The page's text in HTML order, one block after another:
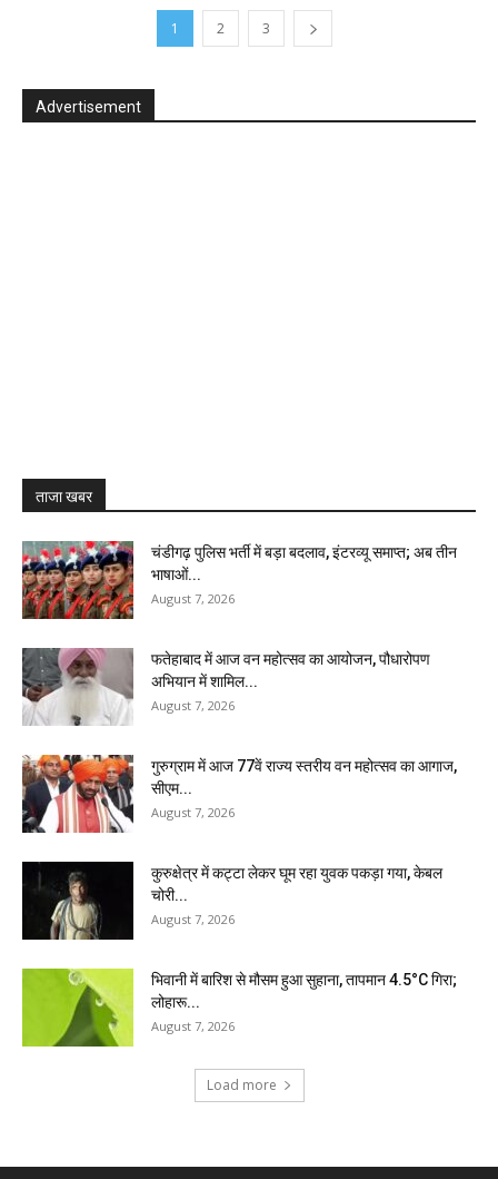
1 2 3
Advertisement
ताजा खबर
चंडीगढ़ पुलिस भर्ती में बड़ा बदलाव, इंटरव्यू समाप्त; अब तीन
भाषाओं...
August 7, 2026
फतेहाबाद में आज वन महोत्सव का आयोजन, पौधारोपण
अभियान में शामिल...
August 7, 2026
गुरुग्राम में आज 77वें राज्य स्तरीय वन महोत्सव का आगाज,
सीएम...
August 7, 2026
कुरुक्षेत्र में कट्टा लेकर घूम रहा युवक पकड़ा गया, केबल
चोरी...
August 7, 2026
भिवानी में बारिश से मौसम हुआ सुहाना, तापमान 4.5°C गिरा;
लोहारू...
August 7, 2026
Load more